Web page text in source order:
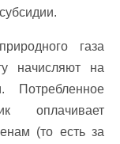
газа
начисляют на
Потребленное
оплачивает
(то есть за